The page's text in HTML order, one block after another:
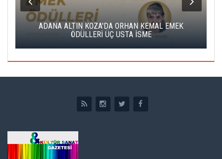
ADANA ALTIN KOZA'DA ORHAN KEMAL EMEK
ÖDÜLLERİ ÜÇ USTA İSME